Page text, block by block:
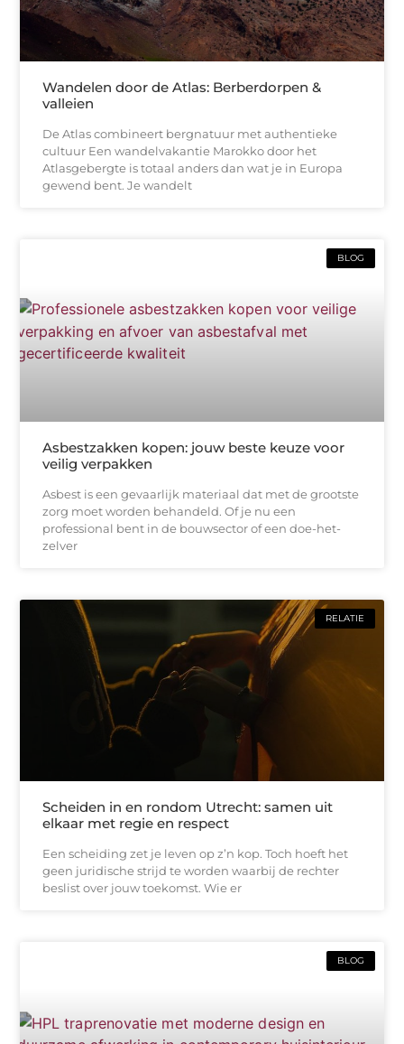
Wandelen door de Atlas: Berberdorpen &
valleien
De Atlas combineert bergnatuur met authentieke
cultuur Een wandelvakantie Marokko door het
Atlasgebergte is totaal anders dan wat je in Europa
gewend bent. Je wandelt
BLOG
Asbestzakken kopen: jouw beste keuze voor
veilig verpakken
Asbest is een gevaarlijk materiaal dat met de grootste
zorg moet worden behandeld. Of je nu een
professional bent in de bouwsector of een doe-het-
zelver
RELATIE
Scheiden in en rondom Utrecht: samen uit
elkaar met regie en respect
Een scheiding zet je leven op z’n kop. Toch hoeft het
geen juridische strijd te worden waarbij de rechter
beslist over jouw toekomst. Wie er
BLOG